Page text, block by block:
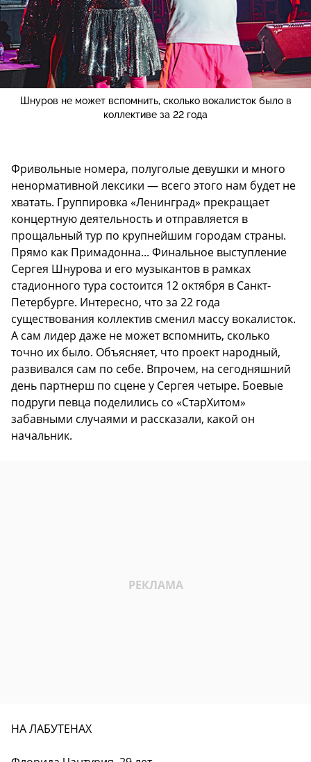
Шнуров не может вспомнить, сколько вокалисток было в
коллективе за 22 года
Фривольные номера, полуголые девушки и много
ненормативной лексики — всего этого нам будет не
хватать. Группировка «Ленинград» прекращает
концертную деятельность и отправляется в
прощальный тур по крупнейшим городам страны.
Прямо как Примадонна... Финальное выступление
Сергея Шнурова и его музыкантов в рамках
стадионного тура состоится 12 октября в Санкт-
Петербурге. Интересно, что за 22 года
существования коллектив сменил массу вокалисток.
А сам лидер даже не может вспомнить, сколько
точно их было. Объясняет, что проект народный,
развивался сам по себе. Впрочем, на сегодняшний
день партнерш по сцене у Сергея четыре. Боевые
подруги певца поделились со «СтарХитом»
забавными случаями и рассказали, какой он
начальник.
НА ЛАБУТЕНАХ